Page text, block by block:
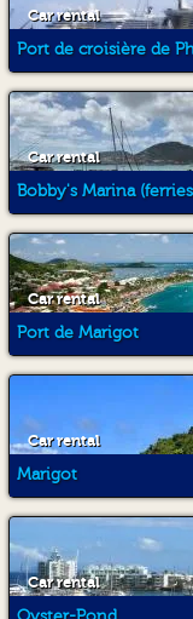
Car rental
Port de croisière de
Car rental
Bobby's Marina
Car rental
Port de Marigot
Car rental
Marigot
Car rental